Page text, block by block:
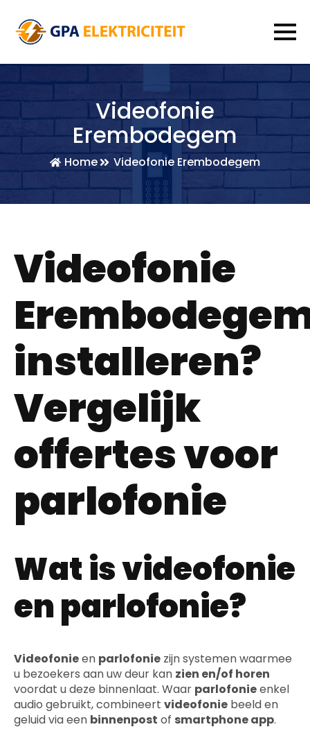
Videofonie
Erembodegem
Home Videofonie Erembodegem
Videofonie
installeren?
Vergelijk
offertes voor
parlofonie
Wat is videofonie
en parlofonie?
Videofonieen parlofonie zijn systemen waarmee
u bezoekers aan uw deur kan zien en/of horen
voordat u deze binnenlaat. Waar parlofonieenkel
audio gebruikt, combineert videofonie beeld en
geluid via een binnenpost of smartphone app.